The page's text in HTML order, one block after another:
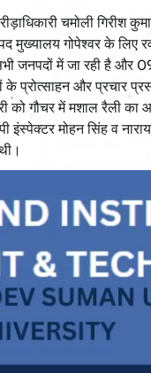
चमोली गिरीश
गोपेश्वर के लिए
जनपदों में जा रही है और
प्रोत्साहन और प्रचार
गौचर में मशाल रैली का
इंस्पेक्टर मोहन सिंह व